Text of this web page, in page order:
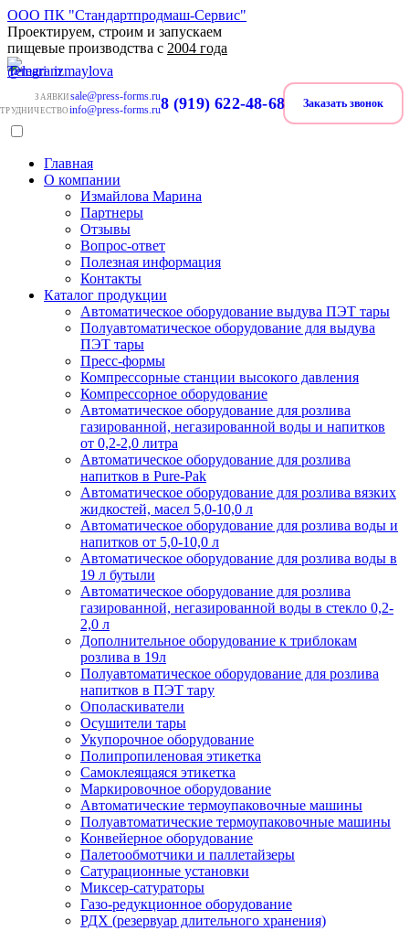
ООО ПК "Стандартпродмаш-Сервис"
Проектируем, строим и запускаем
пищевые производства с 2004 года
ЗАЯВКИ sale@press-forms.ru
info@press-forms.ru8 (919) 622-48-68 Заказать звонок
Главная
О компании
Измайлова Марина
Партнеры
Отзывы
Вопрос-ответ
Полезная информация
Контакты
Каталог продукции
Автоматическое оборудование выдува ПЭТ тары
Полуавтоматическое оборудование для выдува
ПЭТ тары
Пресс-формы
Компрессорные станции высокого давления
Компрессорное оборудование
Автоматическое оборудование для розлива
газированной, негазированной воды и напитков
от 0,2-2,0 литра
Автоматическое оборудование для розлива
напитков в Pure-Pak
Автоматическое оборудование для розлива вязких
жидкостей, масел 5,0-10,0 л
Автоматическое оборудование для розлива воды и
напитков от 5,0-10,0 л
Автоматическое оборудование для розлива воды в
19 л бутыли
Автоматическое оборудование для розлива
газированной, негазированной воды в стекло 0,2-
2,0 л
Дополнительное оборудование к триблокам
розлива в 19л
Полуавтоматическое оборудование для розлива
напитков в ПЭТ тару
Ополаскиватели
Осушители тары
Укупорочное оборудование
Полипропиленовая этикетка
Самоклеящаяся этикетка
Маркировочное оборудование
Автоматические термоупаковочные машины
Полуавтоматические термоупаковочные машины
Конвейерное оборудование
Палетообмотчики и паллетайзеры
Сатурационные установки
Миксер-сатураторы
Газо-редукционное оборудование
РДХ (резервуар длительного хранения)